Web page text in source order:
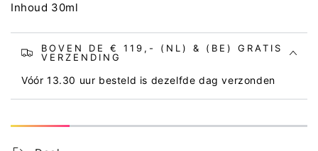
Inhoud 30ml
BOVEN DE € 119,- (NL) & (BE) GRATIS
VERZENDING
Vóór 13.30 uur besteld is dezelfde dag verzonden